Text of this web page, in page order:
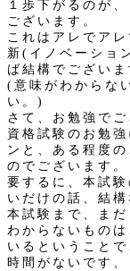
１歩下がるのが
ございます。
これはアレでア
新(イノベーショ
ば結構でございま
(意味がわからな
い。)
さて、お勉強でご
資格試験のお勉
ンと、ある程度
のでございます。
要するに、本試
いだけの話、結
本試験まで、ま
わからないもの
いるということで
時間がないです